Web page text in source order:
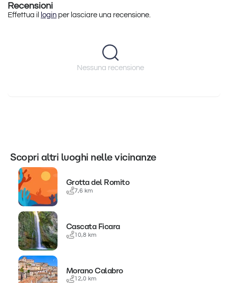
Recensioni
Effettua il login per lasciare una recensione.
Nessuna recensione
Scopri altri luoghi nelle vicinanze
Grotta del Romito
7,6 km
Cascata Ficara
10,8 km
Morano Calabro
12,0 km